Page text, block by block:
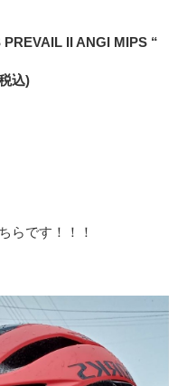
PREVAIL II ANGI MIPS “
込)
らです！！！